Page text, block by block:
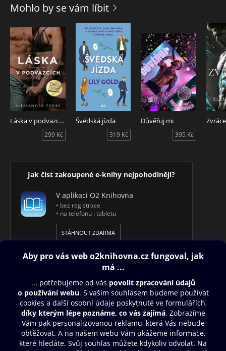
Mohlo by se vám líbit
Láska v podvazcích
299 Kč
Švédská jízda
319 Kč
Důvěřuj mi
395 Kč
Jak číst zakoupené e-knihy nejpohodlněji?
V aplikaci O2 Knihovna
• bez registrace
• na telefonu i tabletu
STÁHNOUT ZDARMA
Obsah ke stažení
Moje O2 Knihovna
Další zábava